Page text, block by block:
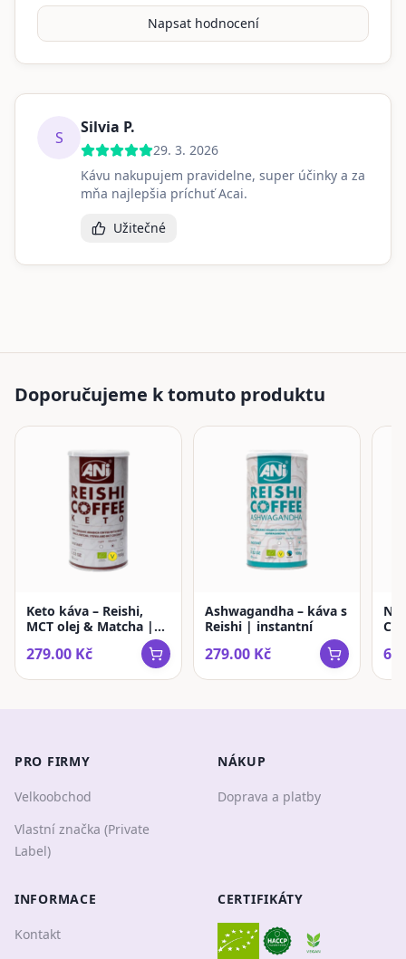
Napsat hodnocení
S
Silvia P.
29. 3. 2026
Kávu nakupujem pravidelne, super účinky a za
mňa najlepšia príchuť Acai.
Užitečné
Doporučujeme k tomuto produktu
Keto káva – Reishi,
MCT olej & Matcha |
279.00 Kč
Ashwagandha – káva s
Reishi | instantní
279.00 Kč
PRO FIRMY
Velkoobchod
Vlastní značka (Private
Label)
NÁKUP
Doprava a platby
INFORMACE
Kontakt
CERTIFIKÁTY